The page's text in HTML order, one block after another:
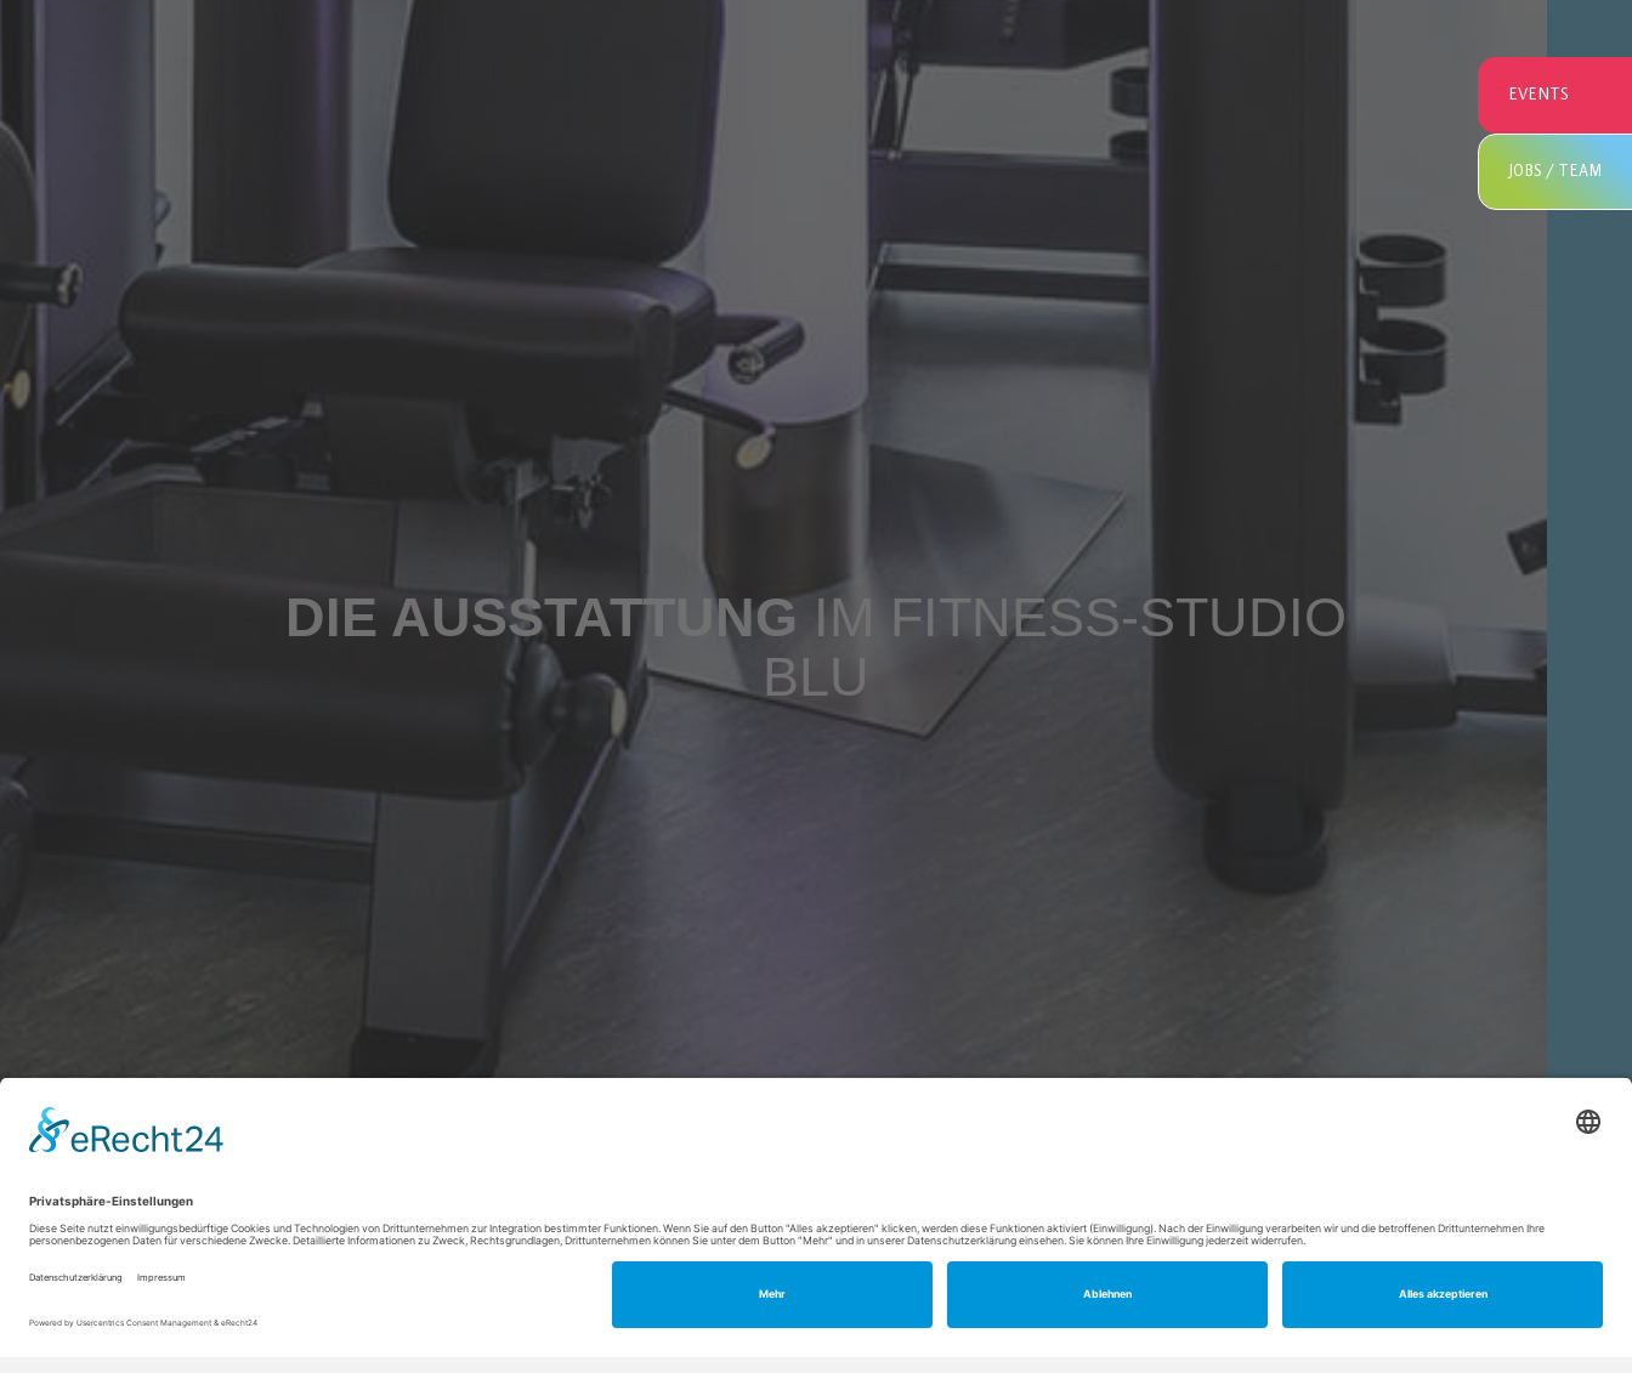
EVENTS
JOBS / TEAM
DIE AUSSTATTUNG IM FITNESS-STUDIO
BLU
RUNDGANG STARTEN